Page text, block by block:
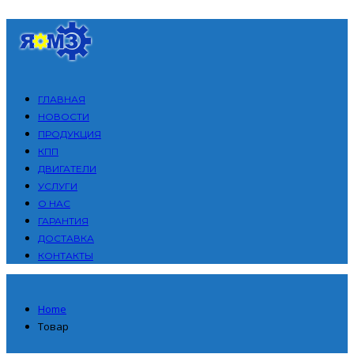
ГЛАВНАЯ
НОВОСТИ
ПРОДУКЦИЯ
КПП
ДВИГАТЕЛИ
УСЛУГИ
О НАС
ГАРАНТИЯ
ДОСТАВКА
КОНТАКТЫ
Home
Товар